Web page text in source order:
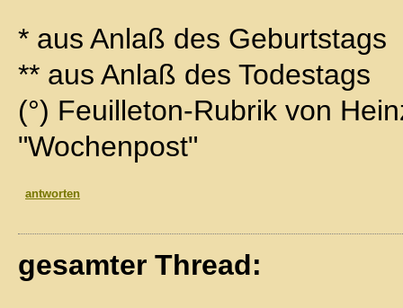
* aus Anlaß des Geburtstags
** aus Anlaß des Todestags
(°) Feuilleton-Rubrik von
"Wochenpost"
antworten
gesamter Thread: